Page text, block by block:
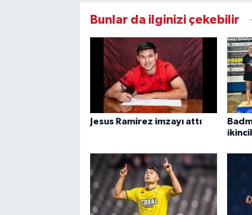
Bunlar da ilginizi çekebilir
Jesus Ramirez imzayı attı